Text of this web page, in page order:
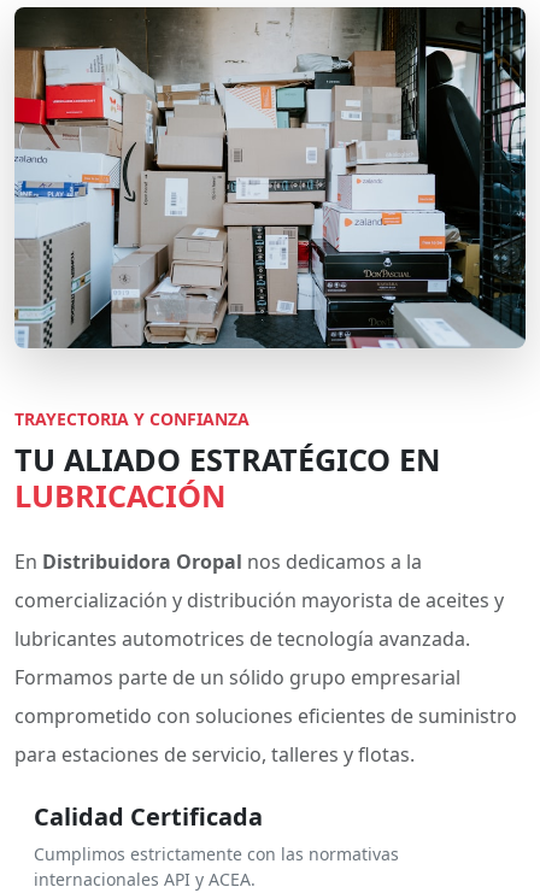
TRAYECTORIA Y CONFIANZA
TU ALIADO ESTRATÉGICO EN
LUBRICACIÓN
En Distribuidora Oropal nos dedicamos a la
comercialización y distribución mayorista de aceites y
lubricantes automotrices de tecnología avanzada.
Formamos parte de un sólido grupo empresarial
comprometido con soluciones eficientes de suministro
para estaciones de servicio, talleres y flotas.
Calidad Certificada
Cumplimos estrictamente con las normativas
internacionales API y ACEA.